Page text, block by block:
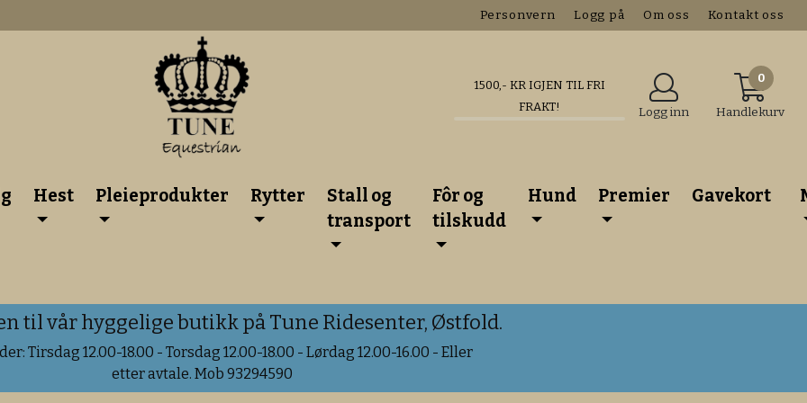
Personvern Logg på Om oss Kontakt oss
1500 ,- KR IGJEN TIL FRI
FRAKT!
Logg inn
0
Handlekurv
Hest Pleieprodukter Rytter
Stall og
transport
Fôr og
tilskudd
Hund Premier Gavekort
til vår hyggelige butikk på Tune Ridesenter, Østfold.
Tirsdag 12.00-18.00 - Torsdag 12.00-18.00 - Lørdag 12.00-16.00 - Eller
etter avtale. Mob 93294590